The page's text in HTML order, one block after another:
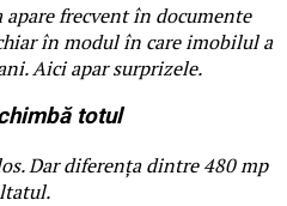
frecvent în documente
în modul în care imobilul a
Aici apar surprizele.
totul
Dar diferența dintre 480 mp